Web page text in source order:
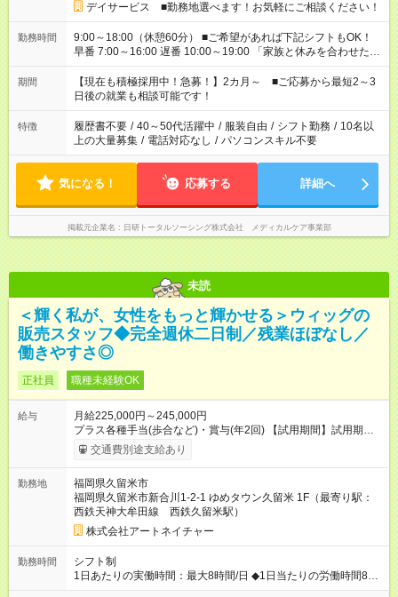
デイサービス ■勤務地選べます！お気軽にご相談ください！
勤務時間
9:00～18:00（休憩60分） ■ご希望があれば下記シフトもOK！
早番 7:00～16:00 遅番 10:00～19:00 「家族と休みを合わせた
い」 「余裕を持って夕飯の準備がしたい」 「できれば残業はし
たくない」 など、ご希望を教えてくださいね。 ※Wワーク希望
の方へ 今ご覧のお仕事で希望する勤務時間と、もう1つのお仕事
の勤務時間。 合計で週40時間を超える場合は応募できません。
期間
【現在も積極採用中！急募！】2カ月～ ■ご応募から最短2～3
日後の就業も相談可能です！
特徴 履歴書不要 / 40～50代活躍中 / 服装自由 / シフト勤務 / 10名以
上の大量募集 / 電話対応なし / パソコンスキル不要
気になる！ 応募する 詳細へ
掲載元企業名 日研トータルソーシング株式会社 メディカルケア事業部
未読
＜輝く私が、女性をもっと輝かせる＞ウィッグの
販売スタッフ◆完全週休二日制／残業ほぼなし／
働きやすさ◎
正社員 職種未経験OK
給与
月給225,000円～245,000円
プラス各種手当(歩合など)・賞与(年2回) 【試用期間】試用期間
あり 試用期間の長さ：6ヶ月 雇用形態、給与は本採用時と同じ
です。
交通費別途支給あり
勤務地
福岡県久留米市
福岡県久留米市新合川1-2-1 ゆめタウン久留米 1F（最寄り駅：
西鉄天神大牟田線 西鉄久留米駅）
株式会社アートネイチャー
勤務時間
シフト制
1日あたりの実働時間：最大8時間/日 ◆1日当たりの労働時間8時
間 9：40～21：00（実働8時間／休憩1時間） ※残業は1店舗平